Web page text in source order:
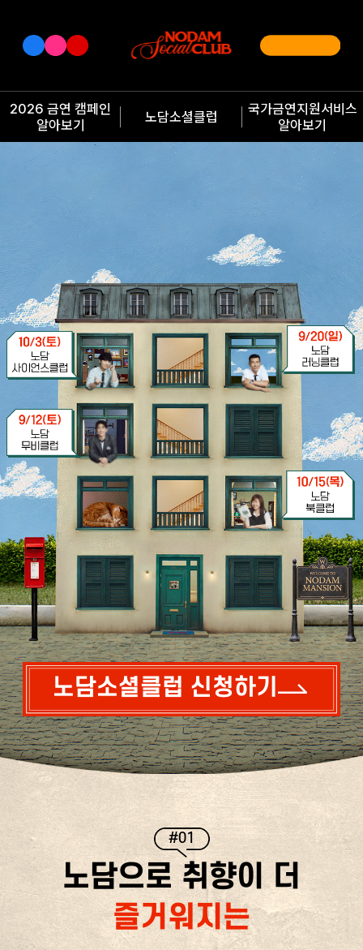
2026 금연 캠페인
알아보기
노담소셜클럽
국가금연지원서비스
알아보기
노담소셜클럽 신청하기
#01
노담으로 취향이 더
즐거워지는